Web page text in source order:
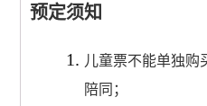
预定须知
儿童票不能单独购
陪同；